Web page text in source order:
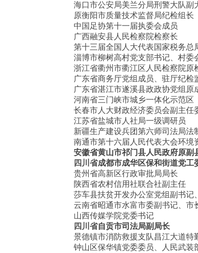
海口市公安局美兰分局刑警大队副
原衡阳市质量技术监督局纪检组长
中国足协第十一届执委会成员
广西融安县人民检察院检察长
第十三届全国人大代表国家税务总
淄博市柳树高村党支部书记、村委
浙江省衢州市衢江区人民检察院原
广东省商务厅党组成员、驻厅纪检
广东省湛江市遂溪县政政协党组原
河南省三门峡市城乡一体化示范
长春市人大财政经济委员会副主任
江苏省盐城市人社局一级调研员
新疆生产建设兵团第六师司法局法
南通市第十六届人民代表大会环境
安徽省黄山市祁门县人民政府原副
四川省成都市成华区保和街道党工
贵州省高新区行政审批局局长
陕西省农村信用社联合社副主任
莎车县扶贫开发办公室党组副书记
云南省昭通市水富市委副书记、市
山西传媒学院党委书记
四川省自贡市司法局副局长
景德镇市消防救援支队昌江大道特
钟山区保华镇党委委员、人民武装